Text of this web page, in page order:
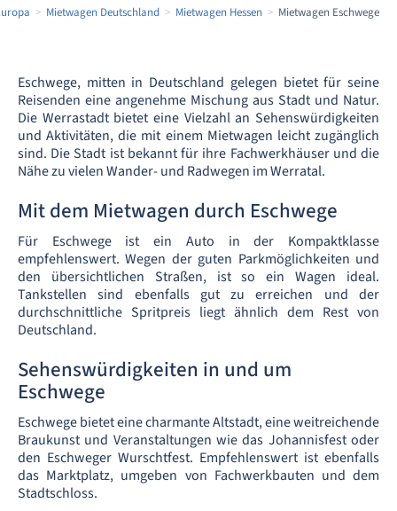
Mietwagen Deutschland Mietwagen Hessen Mietwagen Eschwege
Eschwege, mitten in Deutschland gelegen bietet für seine
Reisenden eine angenehme Mischung aus Stadt und Natur.
Die Werrastadt bietet eine Vielzahl an Sehenswürdigkeiten
und Aktivitäten, die mit einem Mietwagen leicht zugänglich
sind. Die Stadt ist bekannt für ihre Fachwerkhäuser und die
Nähe zu vielen Wander- und Radwegen im Werratal.
Mit dem Mietwagen durch Eschwege
Für Eschwege ist ein Auto in der Kompaktklasse
empfehlenswert. Wegen der guten Parkmöglichkeiten und
den übersichtlichen Straßen, ist so ein Wagen ideal.
Tankstellen sind ebenfalls gut zu erreichen und der
durchschnittliche Spritpreis liegt ähnlich dem Rest von
Deutschland.
Sehenswürdigkeiten in und um
Eschwege
Eschwege bietet eine charmante Altstadt, eine weitreichende
Braukunst und Veranstaltungen wie das Johannisfest oder
den Eschweger Wurschtfest. Empfehlenswert ist ebenfalls
das Marktplatz, umgeben von Fachwerkbauten und dem
Stadtschloss.